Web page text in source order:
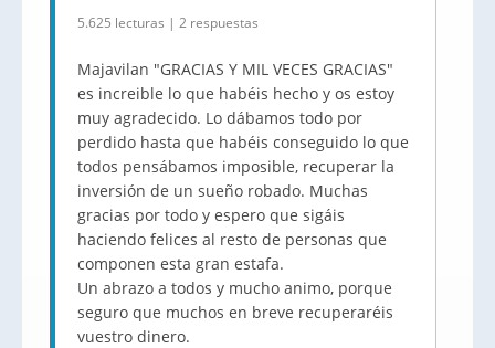
5.625 lecturas | 2 respuestas
Majavilan "GRACIAS Y MIL VECES GRACIAS"
es increible lo que habéis hecho y os estoy
muy agradecido. Lo dábamos todo por
perdido hasta que habéis conseguido lo que
todos pensábamos imposible, recuperar la
inversión de un sueño robado. Muchas
gracias por todo y espero que sigáis
haciendo felices al resto de personas que
componen esta gran estafa.
Un abrazo a todos y mucho animo, porque
seguro que muchos en breve recuperaréis
vuestro dinero.